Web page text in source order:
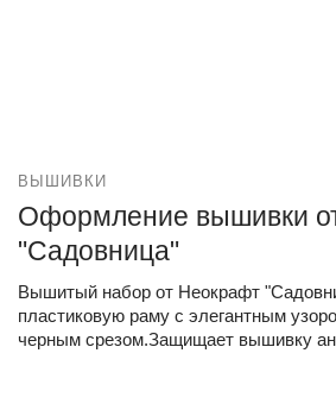
ВЫШИВКИ
Оформление вышивки
"Садовница"
Вышитый набор от Неокрафт
пластиковую раму с элегантным
черным срезом.Защищает вышивку